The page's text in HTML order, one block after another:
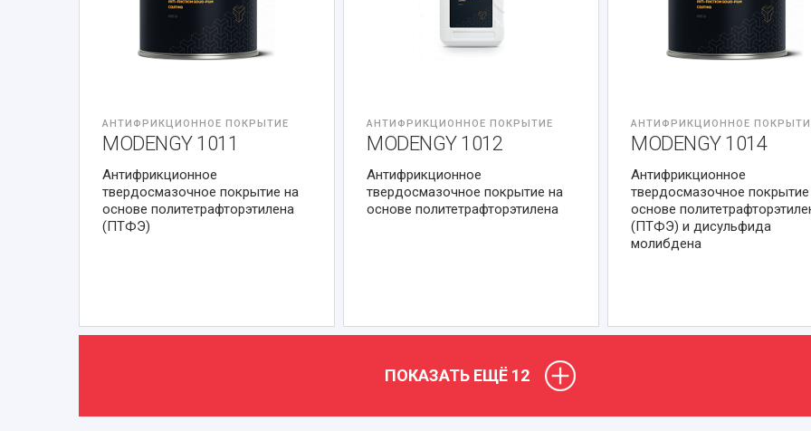
АНТИФРИКЦИОННОЕ ПОКРЫТИЕ
MODENGY 1011
Антифрикционное
твердосмазочное покрытие на
основе политетрафторэтилена
(ПТФЭ)
АНТИФРИКЦИОННОЕ ПОКРЫТИЕ
MODENGY 1012
Антифрикционное
твердосмазочное покрытие на
основе политетрафторэтилена
АНТИФРИКЦИОННОЕ
MODENGY 1014
Антифрикционное
твердосмазочное
основе
(ПТФЭ) и дисульфида
молибдена
ПОКАЗАТЬ ЕЩЁ 12